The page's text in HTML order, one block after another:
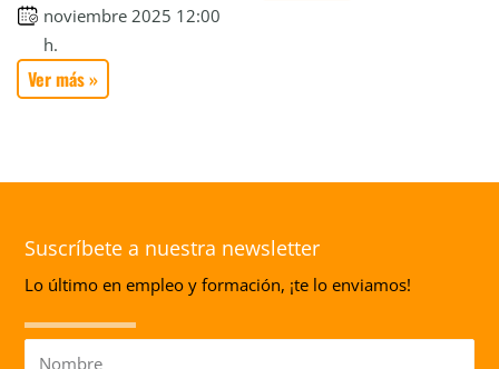
noviembre 2025 12:00
h.
Ver más »
Suscríbete a nuestra newsletter
Lo último en empleo y formación, ¡te lo enviamos!
Nombre